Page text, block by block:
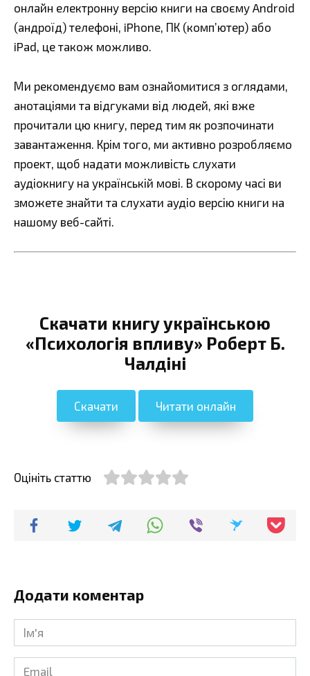
онлайн електронну версію книги на своєму Android
(андроїд) телефоні, iPhone, ПК (комп’ютер) або
iPad, це також можливо.
Ми рекомендуємо вам ознайомитися з оглядами,
анотаціями та відгуками від людей, які вже
прочитали цю книгу, перед тим як розпочинати
завантаження. Крім того, ми активно розробляємо
проект, щоб надати можливість слухати
аудіокнигу на українській мові. В скорому часі ви
зможете знайти та слухати аудіо версію книги на
нашому веб-сайті.
Скачати книгу українською
«Психологія впливу» Роберт Б.
Чалдіні
Скачати Читати онлайн
Оцініть статтю
Додати коментар
Ім'я
Email